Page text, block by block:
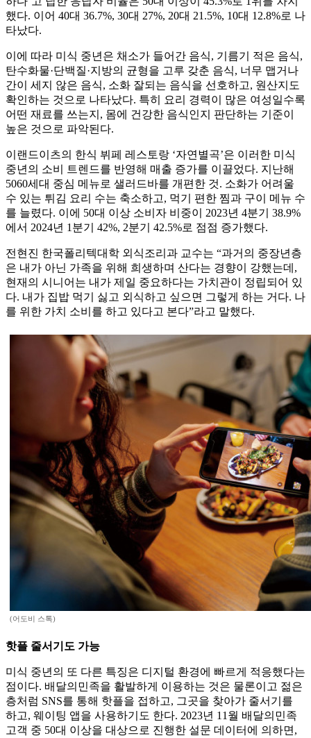
했다. 이어 40대 36.7%, 30대 27%, 20대 21.5%, 10대 12.8%로 나
타났다.
이에 따라 미식 중년은 채소가 들어간 음식, 기름기 적은 음식,
탄수화물·단백질·지방의 균형을 고루 갖춘 음식, 너무 맵거나
간이 세지 않은 음식, 소화 잘되는 음식을 선호하고, 원산지도
확인하는 것으로 나타났다. 특히 요리 경력이 많은 여성일수록
어떤 재료를 쓰는지, 몸에 건강한 음식인지 판단하는 기준이
높은 것으로 파악된다.
이랜드이츠의 한식 뷔페 레스토랑 ‘자연별곡’은 이러한 미식
중년의 소비 트렌드를 반영해 매출 증가를 이끌었다. 지난해
5060세대 중심 메뉴로 샐러드바를 개편한 것. 소화가 어려울
수 있는 튀김 요리 수는 축소하고, 먹기 편한 찜과 구이 메뉴 수
를 늘렸다. 이에 50대 이상 소비자 비중이 2023년 4분기 38.9%
에서 2024년 1분기 42%, 2분기 42.5%로 점점 증가했다.
전현진 한국폴리텍대학 외식조리과 교수는 “과거의 중장년층
은 내가 아닌 가족을 위해 희생하며 산다는 경향이 강했는데,
현재의 시니어는 내가 제일 중요하다는 가치관이 정립되어 있
다. 내가 집밥 먹기 싫고 외식하고 싶으면 그렇게 하는 거다. 나
를 위한 가치 소비를 하고 있다고 본다”라고 말했다.
(어도비 스톡)
핫플 줄서기도 가능
미식 중년의 또 다른 특징은 디지털 환경에 빠르게 적응했다는
점이다. 배달의민족을 활발하게 이용하는 것은 물론이고 젊은
층처럼 SNS를 통해 핫플을 접하고, 그곳을 찾아가 줄서기를
하고, 웨이팅 앱을 사용하기도 한다. 2023년 11월 배달의민족
고객 중 50대 이상을 대상으로 진행한 설문 데이터에 의하면,